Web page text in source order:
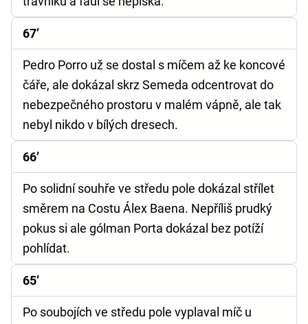
67’
Pedro Porro už se dostal s míčem až ke koncové
čáře, ale dokázal skrz Semeda odcentrovat do
nebezpečného prostoru v malém vápně, ale tak
nebyl nikdo v bílých dresech.
66’
Po solidní souhře ve středu pole dokázal střílet
směrem na Costu Álex Baena. Nepříliš prudký
pokus si ale gólman Porta dokázal bez potíží
pohlídat.
65’
Po soubojích ve středu pole vyplaval míč u